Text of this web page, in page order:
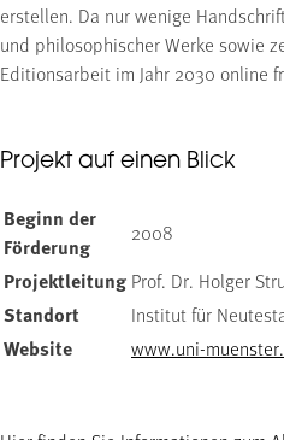
erstellen. Da nur wenige
und philosophischer Werke sowie
Editionsarbeit im Jahr 2030 online
Projekt auf einen Blick
Beginn der
Förderung
2008
Projektleitung Prof. Dr. Holger
Standort Institut für
Website www.uni-